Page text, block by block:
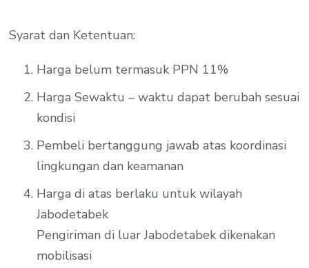
Syarat dan Ketentuan:
Harga belum termasuk PPN 11%
Harga Sewaktu – waktu dapat berubah sesuai
kondisi
Pembeli bertanggung jawab atas koordinasi
lingkungan dan keamanan
Harga di atas berlaku untuk wilayah
Jabodetabek
Pengiriman di luar Jabodetabek dikenakan
mobilisasi